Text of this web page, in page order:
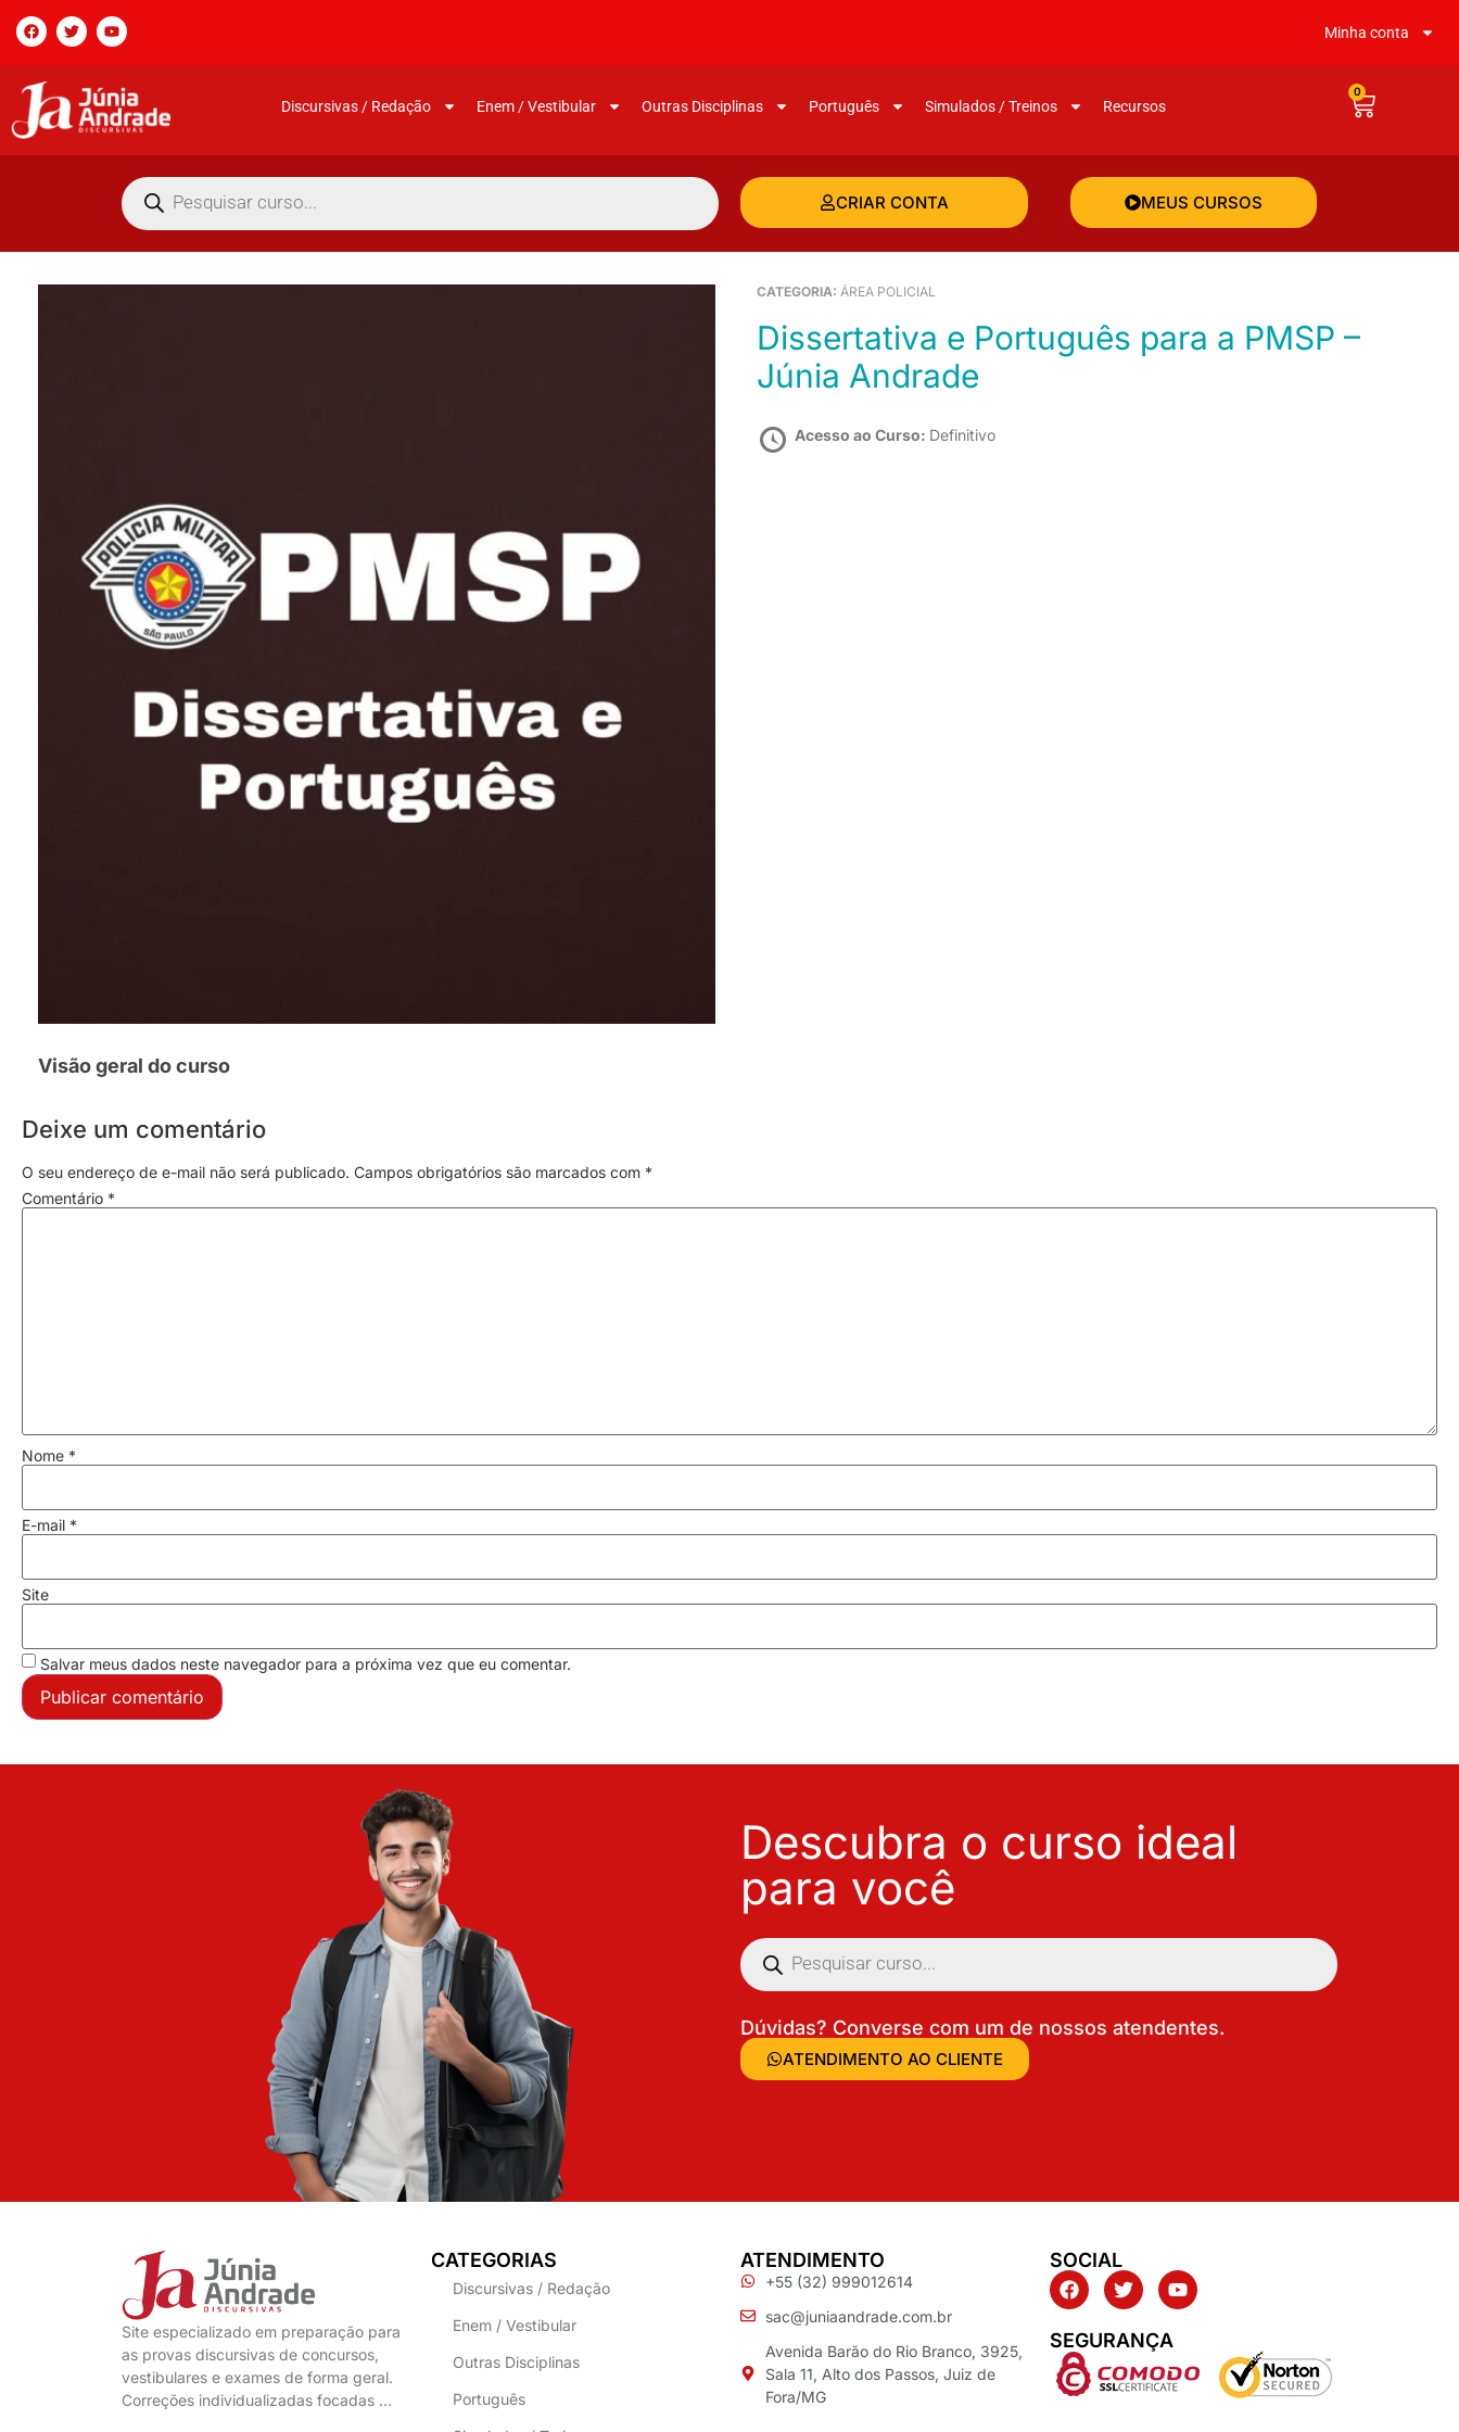
Minha conta
Discursivas / Redação Enem / Vestibular Outras Disciplinas Português Simulados / Treinos Recursos
0
CRIAR CONTA MEUS CURSOS
CATEGORIA: ÁREA POLICIAL
Dissertativa e Português para a PMSP –
Júnia Andrade
Acesso ao Curso: Definitivo
Visão geral do curso
Deixe um comentário
O seu endereço de e-mail não será publicado. Campos obrigatórios são marcados com *
Comentário *
Nome *
E-mail *
Site
Salvar meus dados neste navegador para a próxima vez que eu comentar.
Descubra o curso ideal
para você
Dúvidas? Converse com um de nossos atendentes.
ATENDIMENTO AO CLIENTE
Site especializado em preparação para
as provas discursivas de concursos,
vestibulares e exames de forma geral.
Correções individualizadas focadas …
CATEGORIAS
Discursivas / Redação
Enem / Vestibular
Outras Disciplinas
Português
ATENDIMENTO
+55 (32) 999012614
sac@juniaandrade.com.br
Avenida Barão do Rio Branco, 3925,
Sala 11, Alto dos Passos, Juiz de
Fora/MG
SOCIAL
SEGURANÇA